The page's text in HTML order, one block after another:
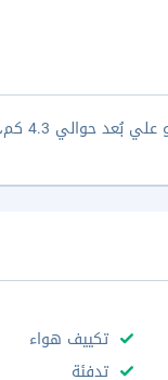
علي بُعد حوالي 1 كم.
تكييف هواء
تدفئة